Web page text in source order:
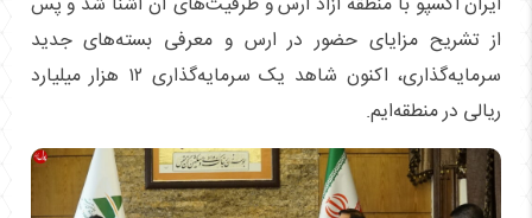
از تشریح مزایای حضور در ارس و معرفی بسته‌های جدید
سرمایه‌گذاری، اکنون شاهد یک سرمایه‌گذاری ۱۲ هزار میلیارد
ریالی در منطقه‌ایم.